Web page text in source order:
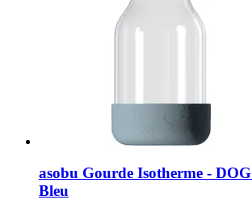
asobu Gourde Isotherme -​
Bleu